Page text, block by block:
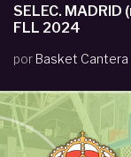
SELEC.
FLL 2024
por Basket Cantera